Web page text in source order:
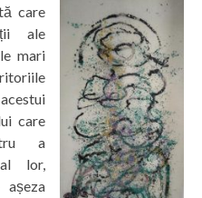
care
ale
mari
care
a
lor,